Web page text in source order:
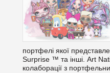
портфелі якої
Surprise ™ та інші. Art
колаборації з